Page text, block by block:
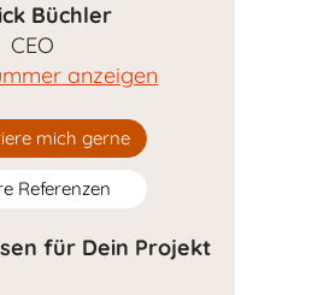
Büchler
CEO
anzeigen
mich gerne
Referenzen
für Dein Projekt